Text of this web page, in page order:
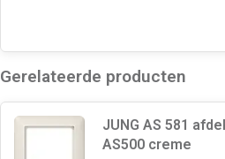
Gerelateerde producten
JUNG AS 581
AS500 creme